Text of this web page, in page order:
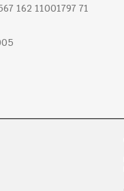
162 11001797 71